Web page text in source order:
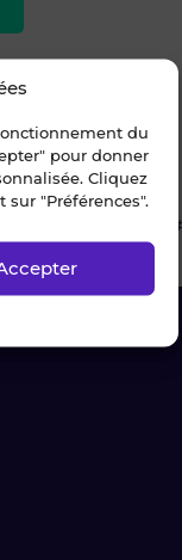
du
pour donner
Cliquez
"Préférences".
SAINT-MIHIEL